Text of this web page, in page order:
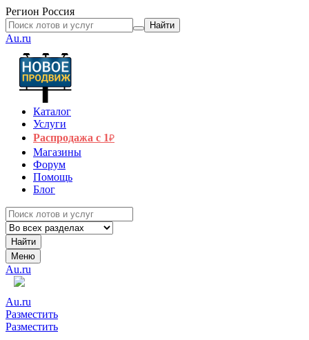
Регион Россия
Найти
Au.ru
Каталог
Услуги
Распродажа с 1₽
Магазины
Форум
Помощь
Блог
Найти
Меню
Au.ru
Au.ru
Разместить
Разместить